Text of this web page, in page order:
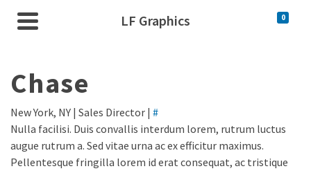
LF Graphics 0
Chase
New York, NY | Sales Director | #
Nulla facilisi. Duis convallis interdum lorem, rutrum luctus
augue rutrum a. Sed vitae urna ac ex efficitur maximus.
Pellentesque fringilla lorem id erat consequat, ac tristique